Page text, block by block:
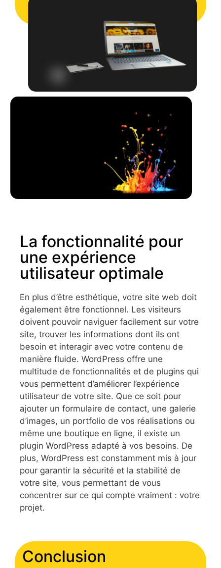
La fonctionnalité pour
une expérience
utilisateur optimale
En plus d’être esthétique, votre site web doit
également être fonctionnel. Les visiteurs
doivent pouvoir naviguer facilement sur votre
site, trouver les informations dont ils ont
besoin et interagir avec votre contenu de
manière fluide. WordPress offre une
multitude de fonctionnalités et de plugins qui
vous permettent d’améliorer l’expérience
utilisateur de votre site. Que ce soit pour
ajouter un formulaire de contact, une galerie
d’images, un portfolio de vos réalisations ou
même une boutique en ligne, il existe un
plugin WordPress adapté à vos besoins. De
plus, WordPress est constamment mis à jour
pour garantir la sécurité et la stabilité de
votre site, vous permettant de vous
concentrer sur ce qui compte vraiment : votre
projet.
Conclusion